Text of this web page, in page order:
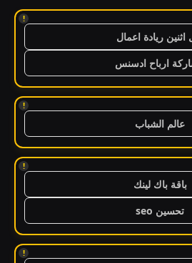
!
اثنين ريادة اعمال
ارباح ادسنس
!
عالم الشباب
!
باقة باك لينك
تحسين seo
!